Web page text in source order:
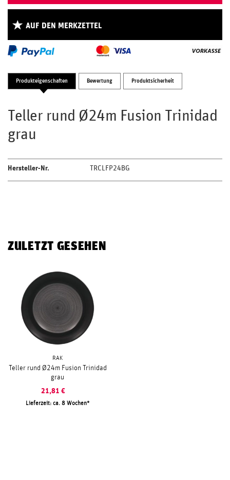
AUF DEN MERKZETTEL
Produkteigenschaften Bewertung Produktsicherheit
Teller rund Ø24m Fusion Trinidad
grau
Hersteller-Nr. TRCLFP24BG
ZULETZT GESEHEN
RAK
Teller rund Ø24m Fusion Trinidad
grau
21,81 €
Lieferzeit: ca. 8 Wochen